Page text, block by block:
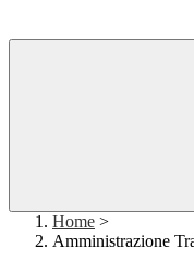
Home >
Amministrazione